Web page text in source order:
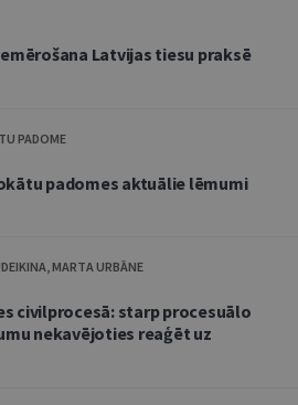
Latvijas tiesu praksē
PADOME
padomes aktuālie lēmumi
MARTA URBĀNE
civilprocesā: starp procesuālo
nekavējoties reaģēt uz